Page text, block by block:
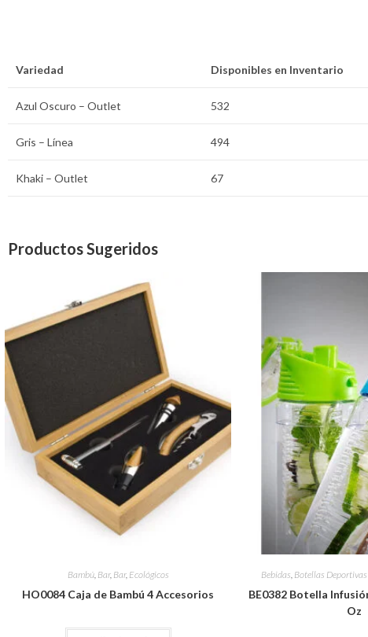
Variedad Disponibles en Inventario
Azul Oscuro – Outlet 532
Gris – Línea 494
Khaki – Outlet 67
Productos Sugeridos
Bambú, Bar, Bar, Ecológicos
HO0084 Caja de Bambú 4 Accesorios
Bebidas, Botellas
BE0382 Botella
Oz